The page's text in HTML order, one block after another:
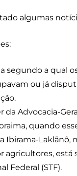
algumas
segundo a qual
ou já
Advocacia-
quando
Ibirama-
agricultores,
Federal (STF).